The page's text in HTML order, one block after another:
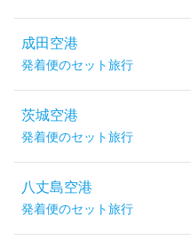
成田空港
発着便のセット旅行
茨城空港
発着便のセット旅行
八丈島空港
発着便のセット旅行